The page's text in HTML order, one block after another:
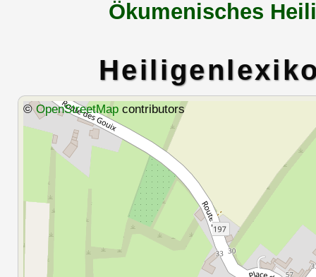
Ökumenisches
©OpenStreetMapcontributors